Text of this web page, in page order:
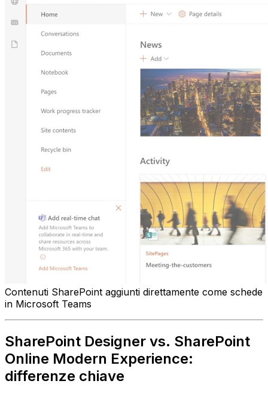
Contenuti SharePoint aggiunti direttamente come schede
in Microsoft Teams
SharePoint Designer vs. SharePoint
Online Modern Experience:
differenze chiave